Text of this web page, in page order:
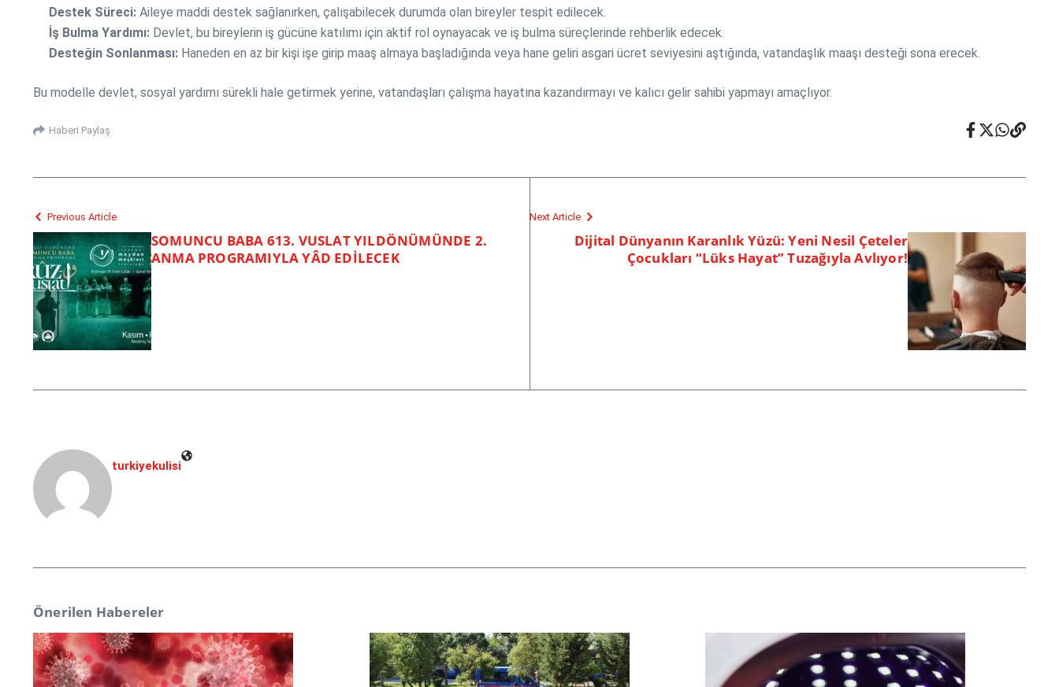
Destek Süreci: Aileye maddi destek sağlanırken, çalışabilecek durumda olan bireyler tespit edilecek.
İş Bulma Yardımı: Devlet, bu bireylerin iş gücüne katılımı için aktif rol oynayacak ve iş bulma süreçlerinde rehberlik edecek.
Desteğin Sonlanması: Haneden en az bir kişi işe girip maaş almaya başladığında veya hane geliri asgari ücret seviyesini aştığında, vatandaşlık maaşı desteği sona erecek.
Bu modelle devlet, sosyal yardımı sürekli hale getirmek yerine, vatandaşları çalışma hayatına kazandırmayı ve kalıcı gelir sahibi yapmayı amaçlıyor.
Haberi Paylaş
Previous Article
SOMUNCU BABA 613. VUSLAT YILDÖNÜMÜNDE 2.
ANMA PROGRAMIYLA YÂD EDİLECEK
Next Article
Dijital Dünyanın Karanlık Yüzü: Yeni Nesil Çeteler
Çocukları “Lüks Hayat” Tuzağıyla Avlıyor!
turkiyekulisi
Önerilen Habereler